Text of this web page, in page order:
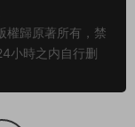
權歸原著所有，禁
小時之内自行删